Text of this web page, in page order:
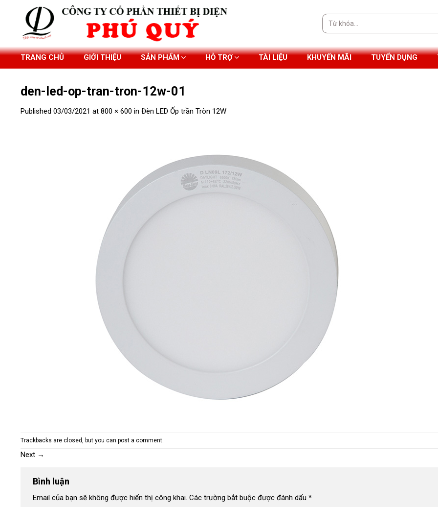
Tìm
kiếm:
TRANG CHỦ GIỚI THIỆU SẢN PHẨM HỖ TRỢ TÀI LIỆU KHUYẾN MÃI TUYỂN DỤNG
den-led-op-tran-tron-12w-01
Published 03/03/2021 at 800 × 600 in Đèn LED Ốp trần Tròn 12W
Trackbacks are closed, but you can post a comment
Next →
Bình luận
Email của bạn sẽ không được hiển thị công khai. Các trường bắt buộc được đánh dấu *